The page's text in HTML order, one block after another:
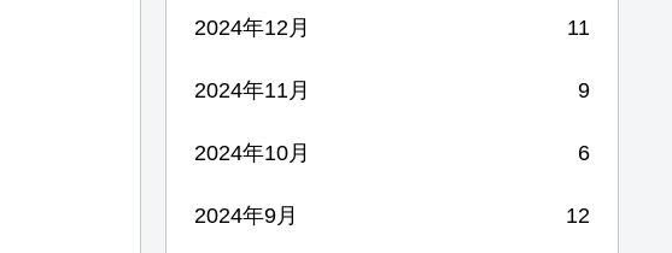
2024年12月 11
2024年11月 9
2024年10月 6
2024年9月 12